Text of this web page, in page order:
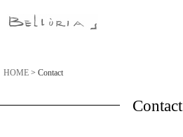
HOME > Contact
Contact